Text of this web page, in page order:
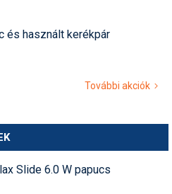
és használt kerékpár
További akciók
Slide 6.0 W papucs